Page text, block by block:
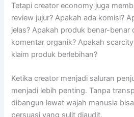
Tetapi creator economy juga
review jujur? Apakah ada komisi?
jelas? Apakah produk benar-benar
komentar organik? Apakah
klaim produk berlebihan?
Ketika creator menjadi saluran
menjadi lebih penting. Tanpa
dibangun lewat wajah manusia
persuasi yang sulit diaudit.